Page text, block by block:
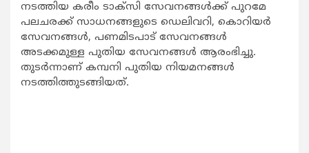
നടത്തിയ കരീം ടാക്‌സി സേവനങ്ങള്‍ക്ക് പുറമേ
പലചരക്ക് സാധനങ്ങളുടെ ഡെലിവറി, കൊറിയര്‍
സേവനങ്ങള്‍, പണമിടപാട് സേവനങ്ങള്‍
അടക്കമുള്ള പുതിയ സേവനങ്ങള്‍ ആരംഭിച്ചു.
തുടര്‍ന്നാണ് കമ്പനി പുതിയ നിയമനങ്ങള്‍
നടത്തിത്തുടങ്ങിയത്.